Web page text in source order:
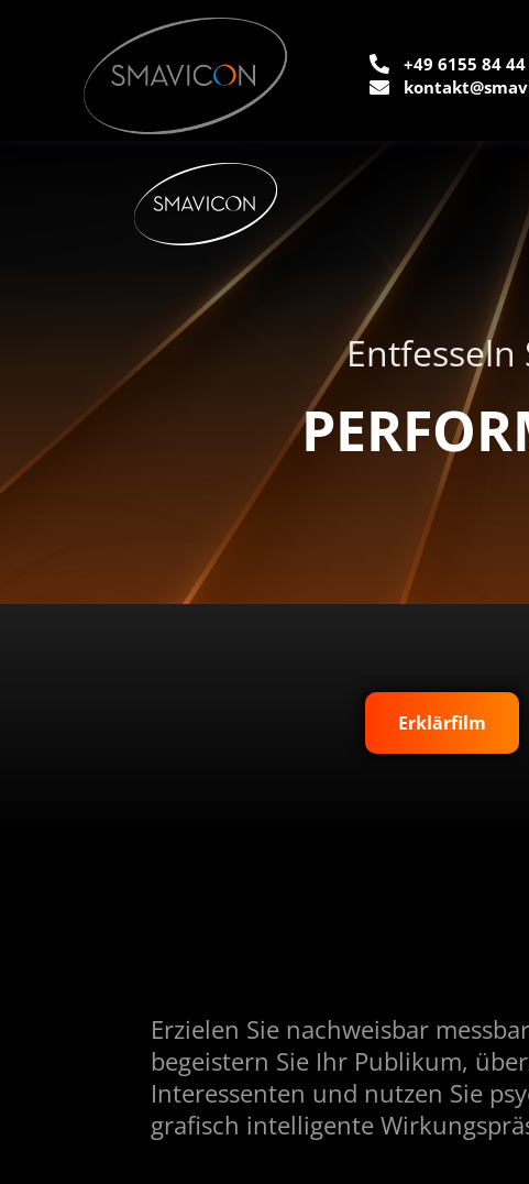
+49 6155 84 44
Erklärfilm
Erzielen Sie nachweisbar
begeistern Sie Ihr Publikum,
Interessenten und nutzen Sie
grafisch intelligente